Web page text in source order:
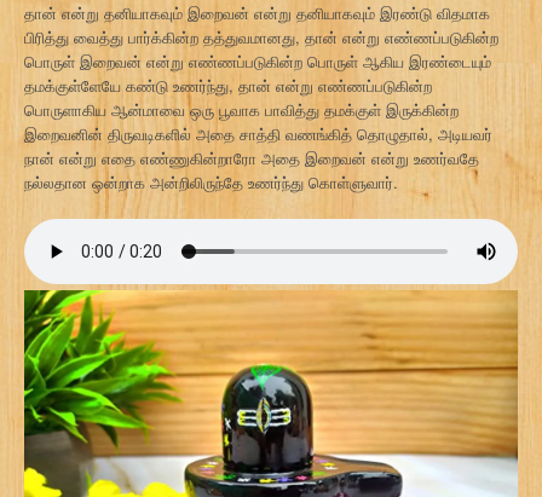
தான் என்று தனியாகவும் இறைவன் என்று தனியாகவும் இரண்டு விதமாக
பிரித்து வைத்து பார்க்கின்ற தத்துவமானது, தான் என்று எண்ணப்படுகின்ற
பொருள் இறைவன் என்று எண்ணப்படுகின்ற பொருள் ஆகிய இரண்டையும்
தமக்குள்ளேயே கண்டு உணர்ந்து, தான் என்று எண்ணப்படுகின்ற
பொருளாகிய ஆன்மாவை ஒரு பூவாக பாவித்து தமக்குள் இருக்கின்ற
இறைவனின் திருவடிகளில் அதை சாத்தி வணங்கித் தொழுதால், அடியவர்
நான் என்று எதை எண்ணுகின்றாரோ அதை இறைவன் என்று உணர்வதே
நல்லதான ஒன்றாக அன்றிலிருந்தே உணர்ந்து கொள்ளுவார்.